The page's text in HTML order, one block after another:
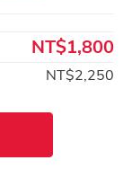
NT$1,800
NT$2,250